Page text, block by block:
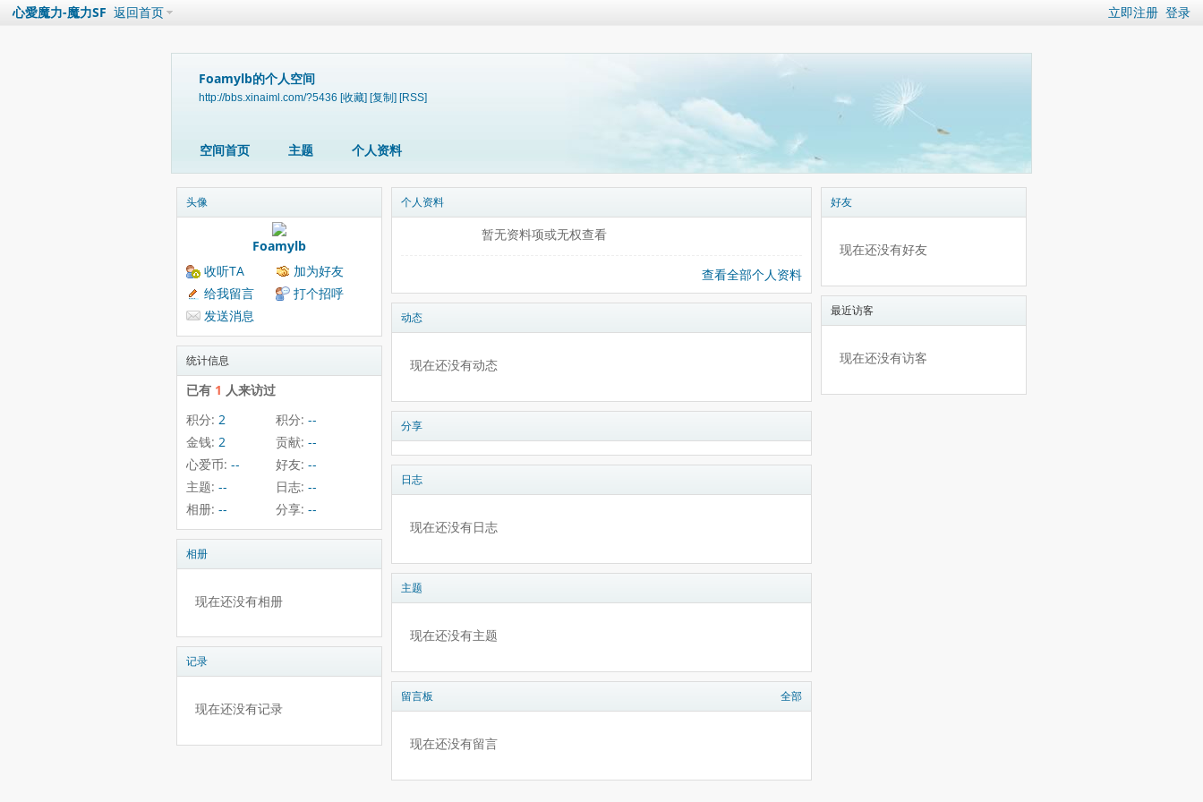
立即注册 登录
心愛魔力-魔力SF 返回首页
Foamylb的个人空间
http://bbs.xinaiml.com/?5436 [收藏] [复制] [RSS]
空间首页 主题 个人资料
头像
Foamylb
收听TA
加为好友
给我留言
打个招呼
发送消息
统计信息
已有 1 人来访过
积分: 2 积分: --
金钱: 2 贡献: --
心爱币: -- 好友: --
主题: -- 日志: --
相册: -- 分享: --
相册
现在还没有相册
记录
现在还没有记录
个人资料
暂无资料项或无权查看
查看全部个人资料
动态
现在还没有动态
分享
日志
现在还没有日志
主题
现在还没有主题
留言板 全部
现在还没有留言
好友
现在还没有好友
最近访客
现在还没有访客